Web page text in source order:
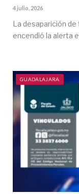
4 julio, 2026
La desaparición
encendió la alerta
GUADALAJARA